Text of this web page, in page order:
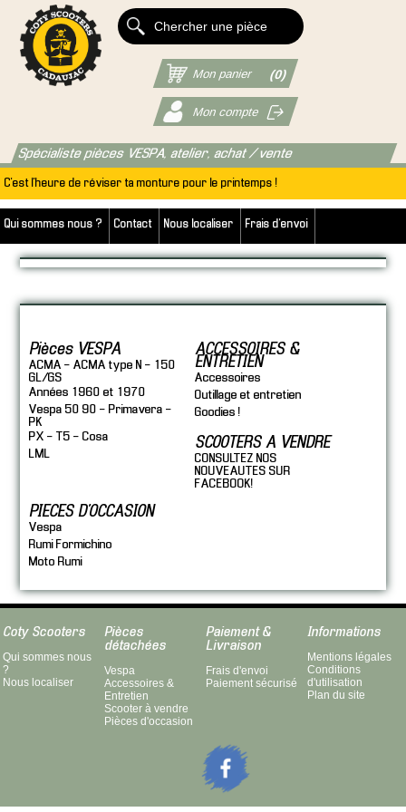
Spécialiste pièces VESPA, atelier, achat / vente
C'est l'heure de réviser ta monture pour le printemps !
Qui sommes nous ? Contact Nous localiser Frais d'envoi
Mon panier (0)
Mon compte
Pièces VESPA
ACMA - ACMA type N - 150
GL/GS
Années 1960 et 1970
Vespa 50 90 - Primavera -
PK
PX - T5 - Cosa
LML
ACCESSOIRES &
ENTRETIEN
Accessoires
Outillage et entretien
Goodies !
SCOOTERS A VENDRE
CONSULTEZ NOS
NOUVEAUTES SUR
FACEBOOK!
PIECES D'OCCASION
Vespa
Rumi Formichino
Moto Rumi
Coty Scooters
Qui sommes nous
?
Nous localiser
Pièces
détachées
Vespa
Accessoires &
Entretien
Scooter à vendre
Pièces d'occasion
Paiement &
Livraison
Frais d'envoi
Paiement sécurisé
Informations
Mentions légales
Conditions
d'utilisation
Plan du site